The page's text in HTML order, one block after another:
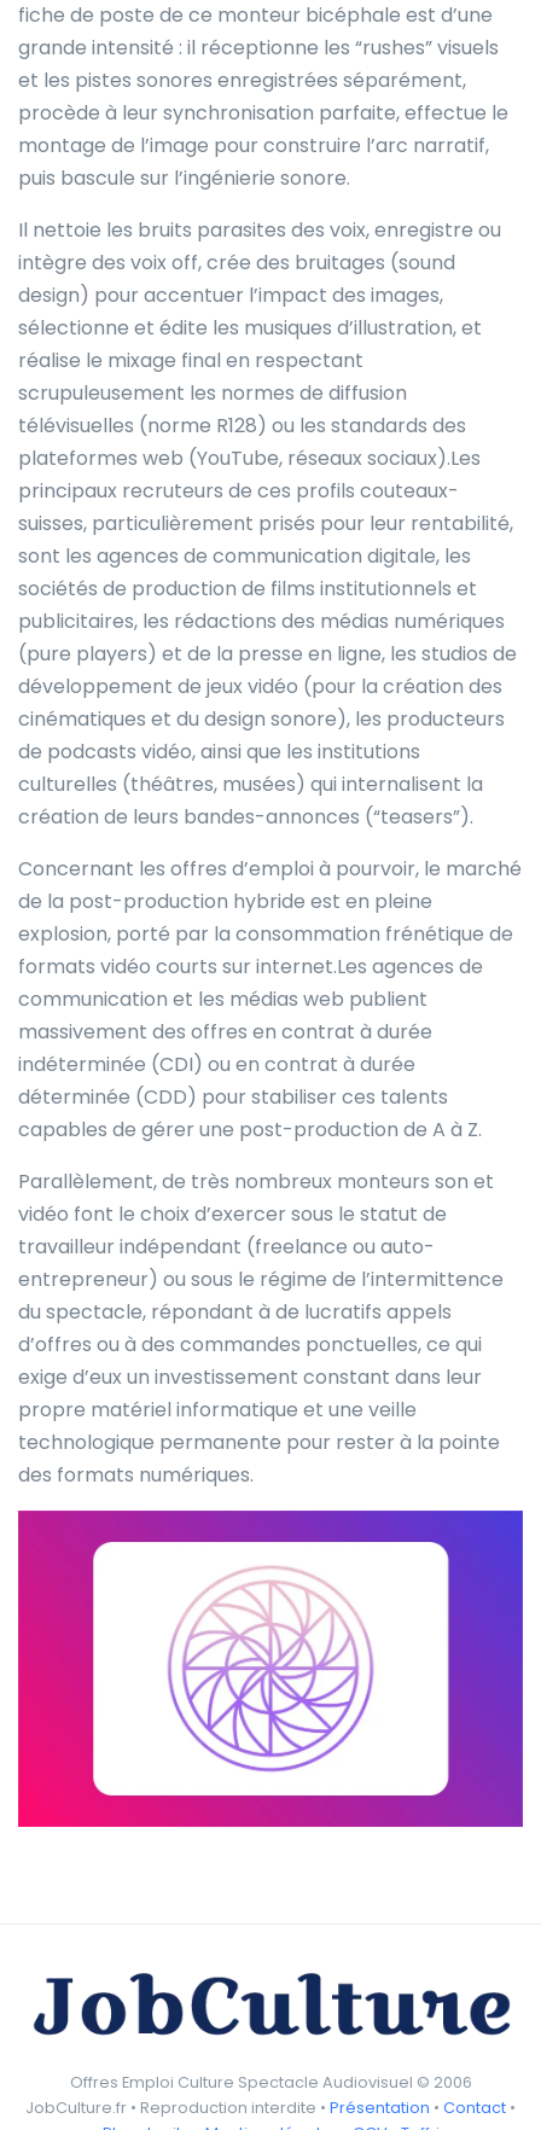
fiche de poste de ce monteur bicéphale est d’une
grande intensité : il réceptionne les “rushes” visuels
et les pistes sonores enregistrées séparément,
procède à leur synchronisation parfaite, effectue le
montage de l’image pour construire l’arc narratif,
puis bascule sur l’ingénierie sonore.
Il nettoie les bruits parasites des voix, enregistre ou
intègre des voix off, crée des bruitages (sound
design) pour accentuer l’impact des images,
sélectionne et édite les musiques d’illustration, et
réalise le mixage final en respectant
scrupuleusement les normes de diffusion
télévisuelles (norme R128) ou les standards des
plateformes web (YouTube, réseaux sociaux).Les
principaux recruteurs de ces profils couteaux-
suisses, particulièrement prisés pour leur rentabilité,
sont les agences de communication digitale, les
sociétés de production de films institutionnels et
publicitaires, les rédactions des médias numériques
(pure players) et de la presse en ligne, les studios de
développement de jeux vidéo (pour la création des
cinématiques et du design sonore), les producteurs
de podcasts vidéo, ainsi que les institutions
culturelles (théâtres, musées) qui internalisent la
création de leurs bandes-annonces (“teasers”).
Concernant les offres d’emploi à pourvoir, le marché
de la post-production hybride est en pleine
explosion, porté par la consommation frénétique de
formats vidéo courts sur internet.Les agences de
communication et les médias web publient
massivement des offres en contrat à durée
indéterminée (CDI) ou en contrat à durée
déterminée (CDD) pour stabiliser ces talents
capables de gérer une post-production de A à Z.
Parallèlement, de très nombreux monteurs son et
vidéo font le choix d’exercer sous le statut de
travailleur indépendant (freelance ou auto-
entrepreneur) ou sous le régime de l’intermittence
du spectacle, répondant à de lucratifs appels
d’offres ou à des commandes ponctuelles, ce qui
exige d’eux un investissement constant dans leur
propre matériel informatique et une veille
technologique permanente pour rester à la pointe
des formats numériques.
Offres Emploi Culture Spectacle Audiovisuel © 2006
JobCulture.fr • Reproduction interdite • Présentation • Contact •